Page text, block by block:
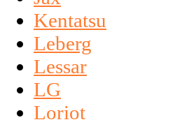
Kentatsu
Leberg
Lessar
LG
Loriot